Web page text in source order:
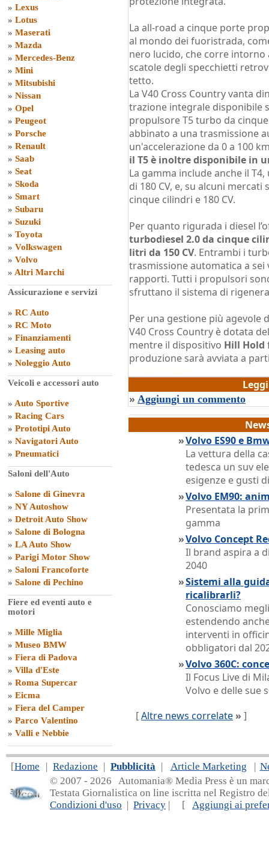
» Lexus
» Lotus
» Maserati
» Mazda
» Mercedes-Benz
» Mini
» Mitsubishi
» Nissan
» Opel
» Peugeot
» Porsche
» Renault
» Saab
» Seat
» Skoda
» Smart
» Subaru
» Suzuki
» Toyota
» Volkswagen
» Volvo
» Altri Marchi
Assicurazione e servizi
» RC Auto
» RC Moto
» Finanziamenti
» Leasing auto
» Noleggio Auto
Veicoli e accessori auto
» Auto Sportive
» Racing Cars
» Prototipi Auto
» Navigatori Auto
» Pneumatici
Saloni dell'Auto
» Salone di Ginevra
» NY Autoshow
» Detroit Auto Show
» Salone di Bologna
» LA Auto Show
» Parigi Motor Show
» Saloni Francoforte
» Salone di Pechino
Fiere ed eventi auto e
motori
» Mille Miglia
» Museo BMW
» Fiera di Padova
» Villa d'Este
» Roma Supercar
» Eicma
» Fiera del Camper
» Parco Valentino
» Valli e Nebbie
La all-road a cinque porte
al mondo dei fuoristrada,
nero lucido, che corre intorno
scatole degli specchietti
tetto.
La V40 Cross Country vanta
trazione integrale disponibile
propulsore T5 turbo da
abbinato a una trasmissione
un'accelerazione da 0 a 100
il T5 è inoltre disponibile in
La gamma include anche il
di 180 CV, e, su alcuni
cinque cilindri e 180 CV.
Per quanto rigurada i diesel
turbodiesel 2.0 da cinque
litri da 150 CV. Entrambi i
trasmissione automatica a sei
rapporti. Tutti i propulsori
sfruttano il sistema di
Per una gestione più agevole
V40 Cross Country è dotata
mentre il dispositivo Hill Hold
produzione sarà avviata a
» Aggiungi un commento
»Volvo ES90 e
La vettura della
tedesca un suv
esigenze e gusti
»Volvo EM90:
Presentata la
gamma
»Volvo Concept
Il brand aspira a
2040
»Sistemi alla
ricalibrarli?
Conosciamo
estendendo
interventi in
obbligatori dal
»Volvo 360C:
Il Focus Live di
Volvo e delle sue
[Altre news correlate » ]
[Home | Redazione | Pubblicità | Article Marketing |
© 2007 - 2026 Automania® Media Press è un
Testata Giornalistica on line iscritta nel Registro
Condizioni d'uso | Privacy | [ Aggiungi ai